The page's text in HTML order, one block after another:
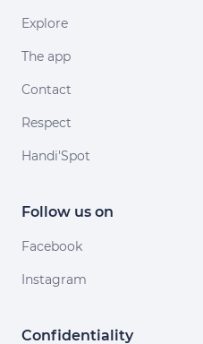
Explore
The app
Contact
Respect
Handi'Spot
Follow us on
Facebook
Instagram
Confidentiality